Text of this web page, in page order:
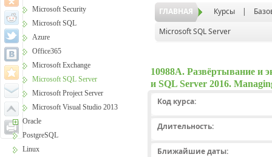
ГЛАВНАЯ Курсы |
Microsoft SQL Server
10988A. Развёртывание и
и SQL Server 2016.
Код курса:
Длительность:
Ближайшие даты:
Microsoft Security
Microsoft SQL
Azure
Office365
Microsoft Exchange
Microsoft SQL Server
Microsoft Project Server
Microsoft Visual Studio 2013
Oracle
PostgreSQL
Linux